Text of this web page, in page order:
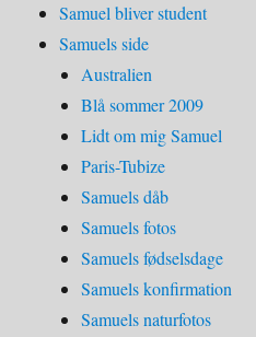
Samuel bliver student
Samuels side
Australien
Blå sommer 2009
Lidt om mig Samuel
Paris-Tubize
Samuels dåb
Samuels fotos
Samuels fødselsdage
Samuels konfirmation
Samuels naturfotos